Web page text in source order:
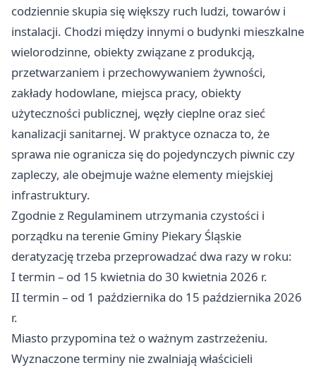
codziennie skupia się większy ruch ludzi, towarów i
instalacji. Chodzi między innymi o budynki mieszkalne
wielorodzinne, obiekty związane z produkcją,
przetwarzaniem i przechowywaniem żywności,
zakłady hodowlane, miejsca pracy, obiekty
użyteczności publicznej, węzły cieplne oraz sieć
kanalizacji sanitarnej. W praktyce oznacza to, że
sprawa nie ogranicza się do pojedynczych piwnic czy
zapleczy, ale obejmuje ważne elementy miejskiej
infrastruktury.
Zgodnie z Regulaminem utrzymania czystości i
porządku na terenie Gminy Piekary Śląskie
deratyzację trzeba przeprowadzać dwa razy w roku:
I termin – od 15 kwietnia do 30 kwietnia 2026 r.
II termin – od 1 października do 15 października 2026
r.
Miasto przypomina też o ważnym zastrzeżeniu.
Wyznaczone terminy nie zwalniają właścicieli